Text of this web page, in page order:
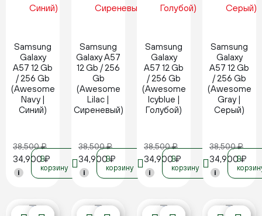
Samsung
Galaxy
A57 12 Gb
/ 256 Gb
(Awesome
Navy |
Синий)
38,500₽
34,900₽
i
В
корзину
Samsung
Galaxy A57
12 Gb / 256
Gb
(Awesome
Lilac |
Сиреневый)
38,500₽
34,900₽
i
В
корзину
Samsung
Galaxy
A57 12 Gb
/ 256 Gb
(Awesome
Icyblue |
Голубой)
38,500₽
34,900₽
i
В
корзину
Samsung
Galaxy
A57 12 Gb
/ 256 Gb
(Awesome
Gray |
Серый)
38,500₽
34,900₽
i
В